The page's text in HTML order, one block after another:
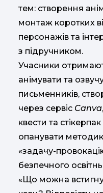
тем: створення
монтаж коротких
персонажів та
з підручником.
Учасники
анімувати та
письменників,
через сервіс Canva
квести та
опанувати
«задачу-
безпечного
«Що можна